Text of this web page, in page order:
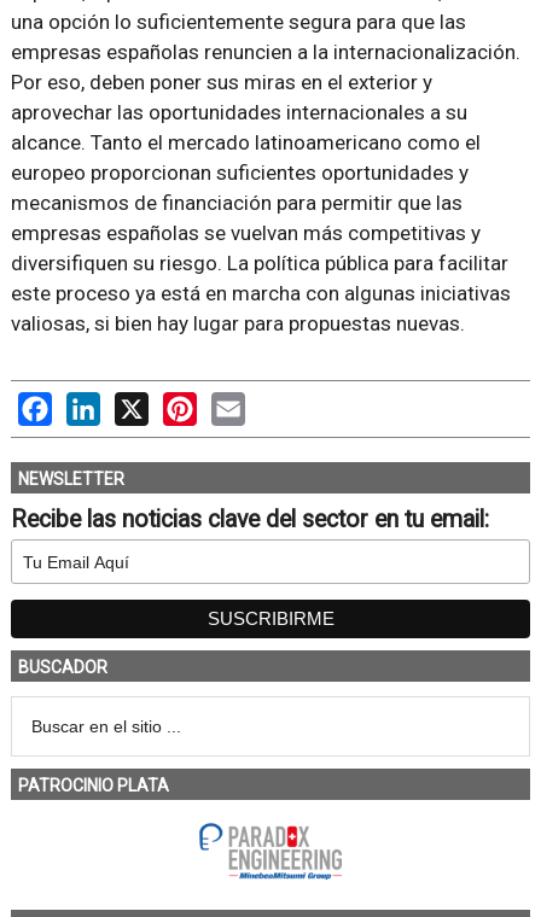
una opción lo suficientemente segura para que las
empresas españolas renuncien a la internacionalización.
Por eso, deben poner sus miras en el exterior y
aprovechar las oportunidades internacionales a su
alcance. Tanto el mercado latinoamericano como el
europeo proporcionan suficientes oportunidades y
mecanismos de financiación para permitir que las
empresas españolas se vuelvan más competitivas y
diversifiquen su riesgo. La política pública para facilitar
este proceso ya está en marcha con algunas iniciativas
valiosas, si bien hay lugar para propuestas nuevas.
FacebookLinkedIn
X PinterestEmail
NEWSLETTER
Recibe las noticias clave del sector en tu email:
BUSCADOR
PATROCINIO PLATA